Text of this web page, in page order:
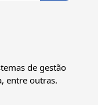
de gestão
entre outras.